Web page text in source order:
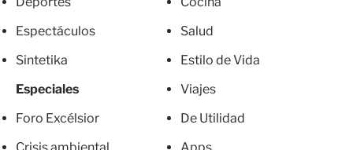
Espectáculos
Sintetika
Especiales
Foro Excélsior
Salud
Estilo de Vida
Viajes
De Utilidad